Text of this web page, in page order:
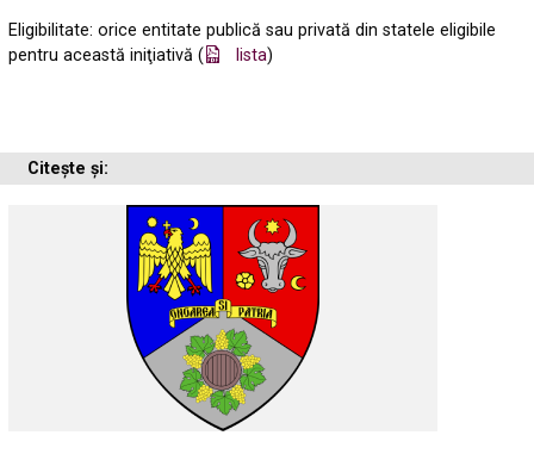
Eligibilitate: orice entitate publică sau privată din statele eligibile
pentru această iniţiativă (
lista)
Citește și: